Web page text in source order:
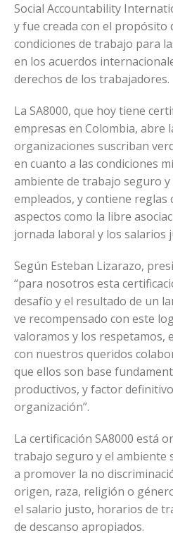
Social Accountability
y fue creada con el propósito
condiciones de trabajo para
en los acuerdos
derechos de los trabajadores.
La SA8000, que hoy tiene
empresas en Colombia, abre
organizaciones suscriban
en cuanto a las condiciones
ambiente de trabajo seguro
empleados, y contiene
aspectos como la libre
jornada laboral y los salarios
Según Esteban Lizarazo,
“para nosotros esta
desafío y el resultado de un
ve recompensado con este
valoramos y los respetamos,
con nuestros queridos
que ellos son base
productivos, y factor
organización”.
La certificación SA8000 está
trabajo seguro y el ambiente
a promover la no
origen, raza, religión o
el salario justo, horarios de
de descanso apropiados.